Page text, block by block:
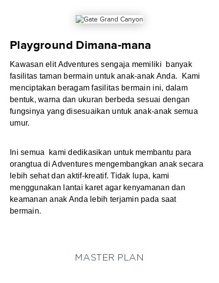
Playground Dimana-mana
Kawasan elit Adventures sengaja memiliki banyak
fasilitas taman bermain untuk anak-anak Anda. Kami
menciptakan beragam fasilitas bermain ini, dalam
bentuk, warna dan ukuran berbeda sesuai dengan
fungsinya yang disesuaikan untuk anak-anak semua
umur.
Ini semua kami dedikasikan untuk membantu para
orangtua di Adventures mengembangkan anak secara
lebih sehat dan aktif-kreatif. Tidak lupa, kami
menggunakan lantai karet agar kenyamanan dan
keamanan anak Anda lebih terjamin pada saat
bermain.
MASTER PLAN